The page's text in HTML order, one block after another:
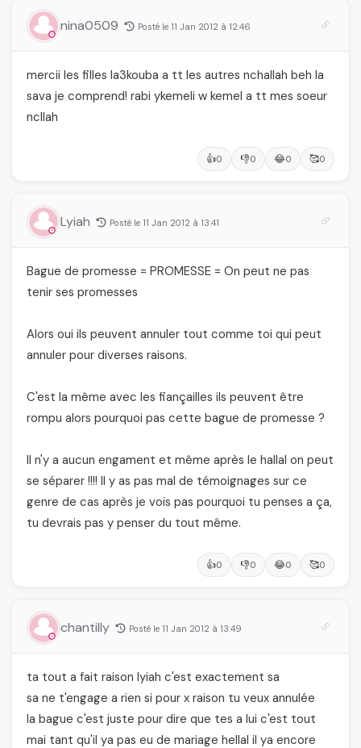
nina0509 Posté le 11 Jan 2012 à 12:46
mercii les filles la3kouba a tt les autres nchallah beh la
sava je comprend! rabi ykemeli w kemel a tt mes soeur
ncllah
👍0 👎0 😂0 🥰0
Lyiah Posté le 11 Jan 2012 à 13:41
Bague de promesse = PROMESSE = On peut ne pas
tenir ses promesses
Alors oui ils peuvent annuler tout comme toi qui peut
annuler pour diverses raisons.
C'est la même avec les fiançailles ils peuvent être
rompu alors pourquoi pas cette bague de promesse ?
Il n'y a aucun engament et même après le hallal on peut
se séparer !!!! Il y as pas mal de témoignages sur ce
genre de cas après je vois pas pourquoi tu penses a ça,
tu devrais pas y penser du tout même.
👍0 👎0 😂0 🥰0
chantilly Posté le 11 Jan 2012 à 13:49
ta tout a fait raison lyiah c'est exactement sa
sa ne t'engage a rien si pour x raison tu veux annulée
la bague c'est juste pour dire que tes a lui c'est tout
mai tant qu'il ya pas eu de mariage hellal il ya encore